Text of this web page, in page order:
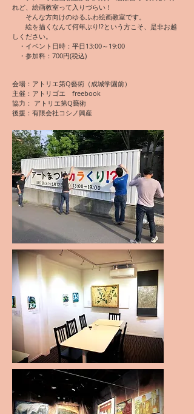
れど、絵画教室って入りづらい！
そんな方向けのゆるふわ絵画教室です。
絵を描くなんて何年ぶり!?という方こそ、是非お越
しください。
・イベント日時：平日13:00～19:00
・参加料：700円(税込)
会場：アトリエ第Q藝術（成城学園前）
主催：アトリゴエ freebook
協力： アトリエ第Q藝術
後援：有限会社コシノ興産